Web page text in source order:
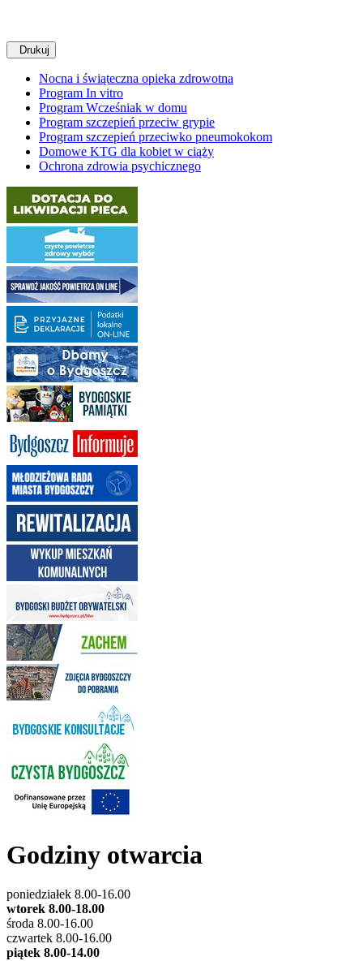
Drukuj
Nocna i świąteczna opieka zdrowotna
Program In vitro
Program Wcześniak w domu
Program szczepień przeciw grypie
Program szczepień przeciwko pneumokokom
Domowe KTG dla kobiet w ciąży
Ochrona zdrowia psychicznego
Godziny otwarcia
poniedziałek 8.00-16.00
wtorek 8.00-18.00
środa 8.00-16.00
czwartek 8.00-16.00
piątek 8.00-14.00